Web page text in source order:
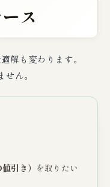
ス
解も変わります。
ん。
引き） を取りたい